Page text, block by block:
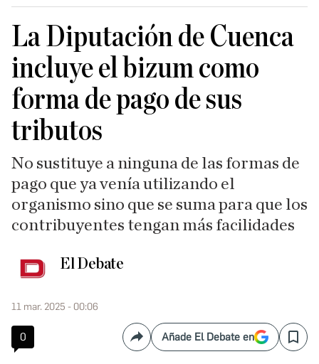
La Diputación de Cuenca
incluye el bizum como
forma de pago de sus
tributos
No sustituye a ninguna de las formas de
pago que ya venía utilizando el
organismo sino que se suma para que los
contribuyentes tengan más facilidades
El Debate
11 mar. 2025 - 00:06
0 CompartirAñade El Debate en Save